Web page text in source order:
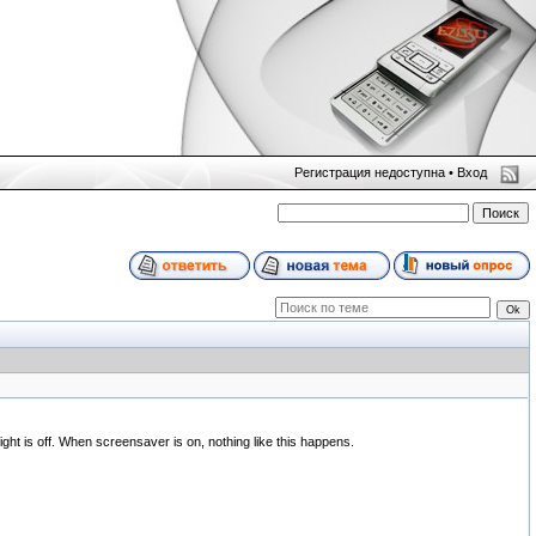
Регистрация недоступна • Вход
is off. When screensaver is on, nothing like this happens.